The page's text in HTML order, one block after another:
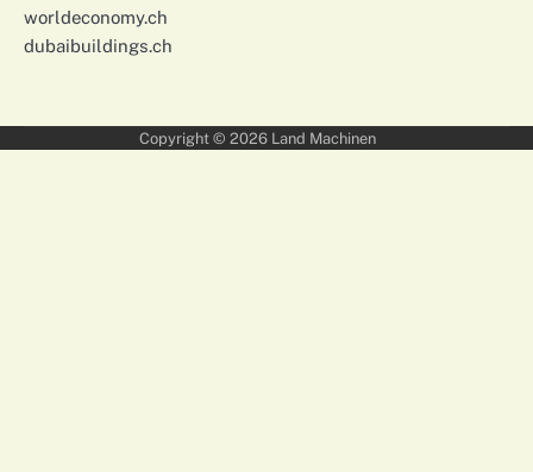
worldeconomy.ch
dubaibuildings.ch
Copyright © 2026 Land Machinen